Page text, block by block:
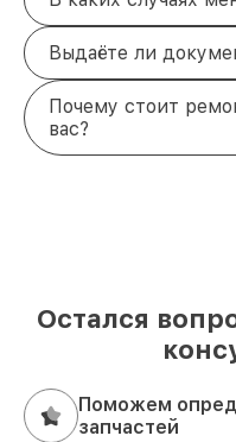
Выдаёте ли
Почему стоит
вас?
Остался
Поможем
запчастей